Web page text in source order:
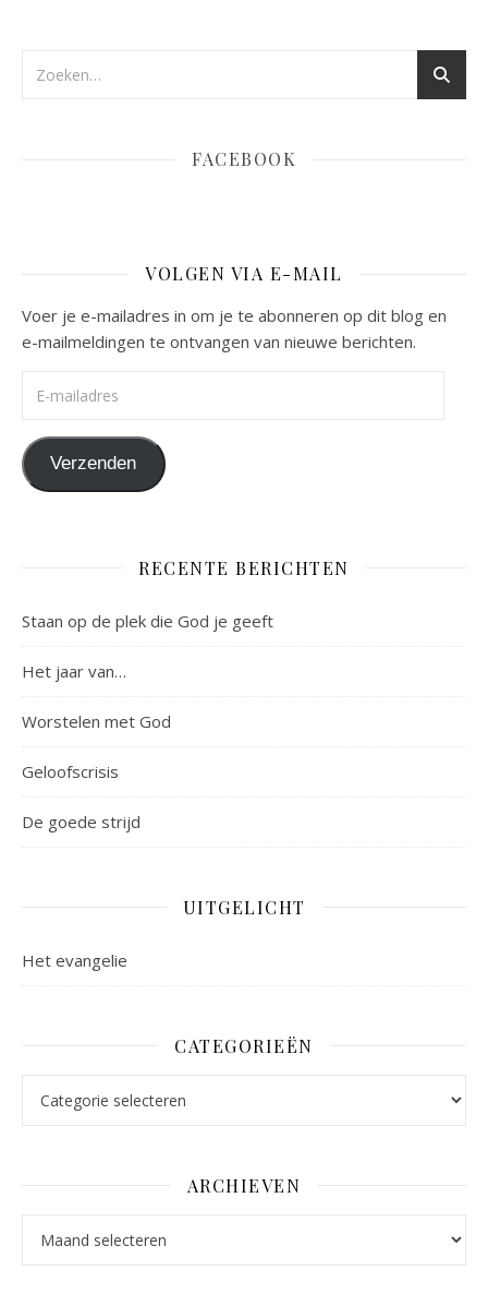
FACEBOOK
VOLGEN VIA E-MAIL
Voer je e-mailadres in om je te abonneren op dit blog en
e-mailmeldingen te ontvangen van nieuwe berichten.
Verzenden
RECENTE BERICHTEN
Staan op de plek die God je geeft
Het jaar van…
Worstelen met God
Geloofscrisis
De goede strijd
UITGELICHT
Het evangelie
CATEGORIEËN
ARCHIEVEN